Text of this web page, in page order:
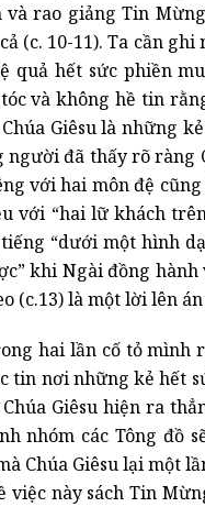
rao giảng Tin
(c. 10-11). Ta cần
quả hết sức phiền
và không hề tin
Giêsu là những
đã thấy rõ ràng
với hai môn đệ
với “hai lữ khách
“dưới một hình
khi Ngài đồng
(c.13) là một lời lên
hai lần cố tỏ mình
tin nơi những kẻ hết
Giêsu hiện ra
nhóm các Tông đồ
Chúa Giêsu lại một
việc này sách Tin